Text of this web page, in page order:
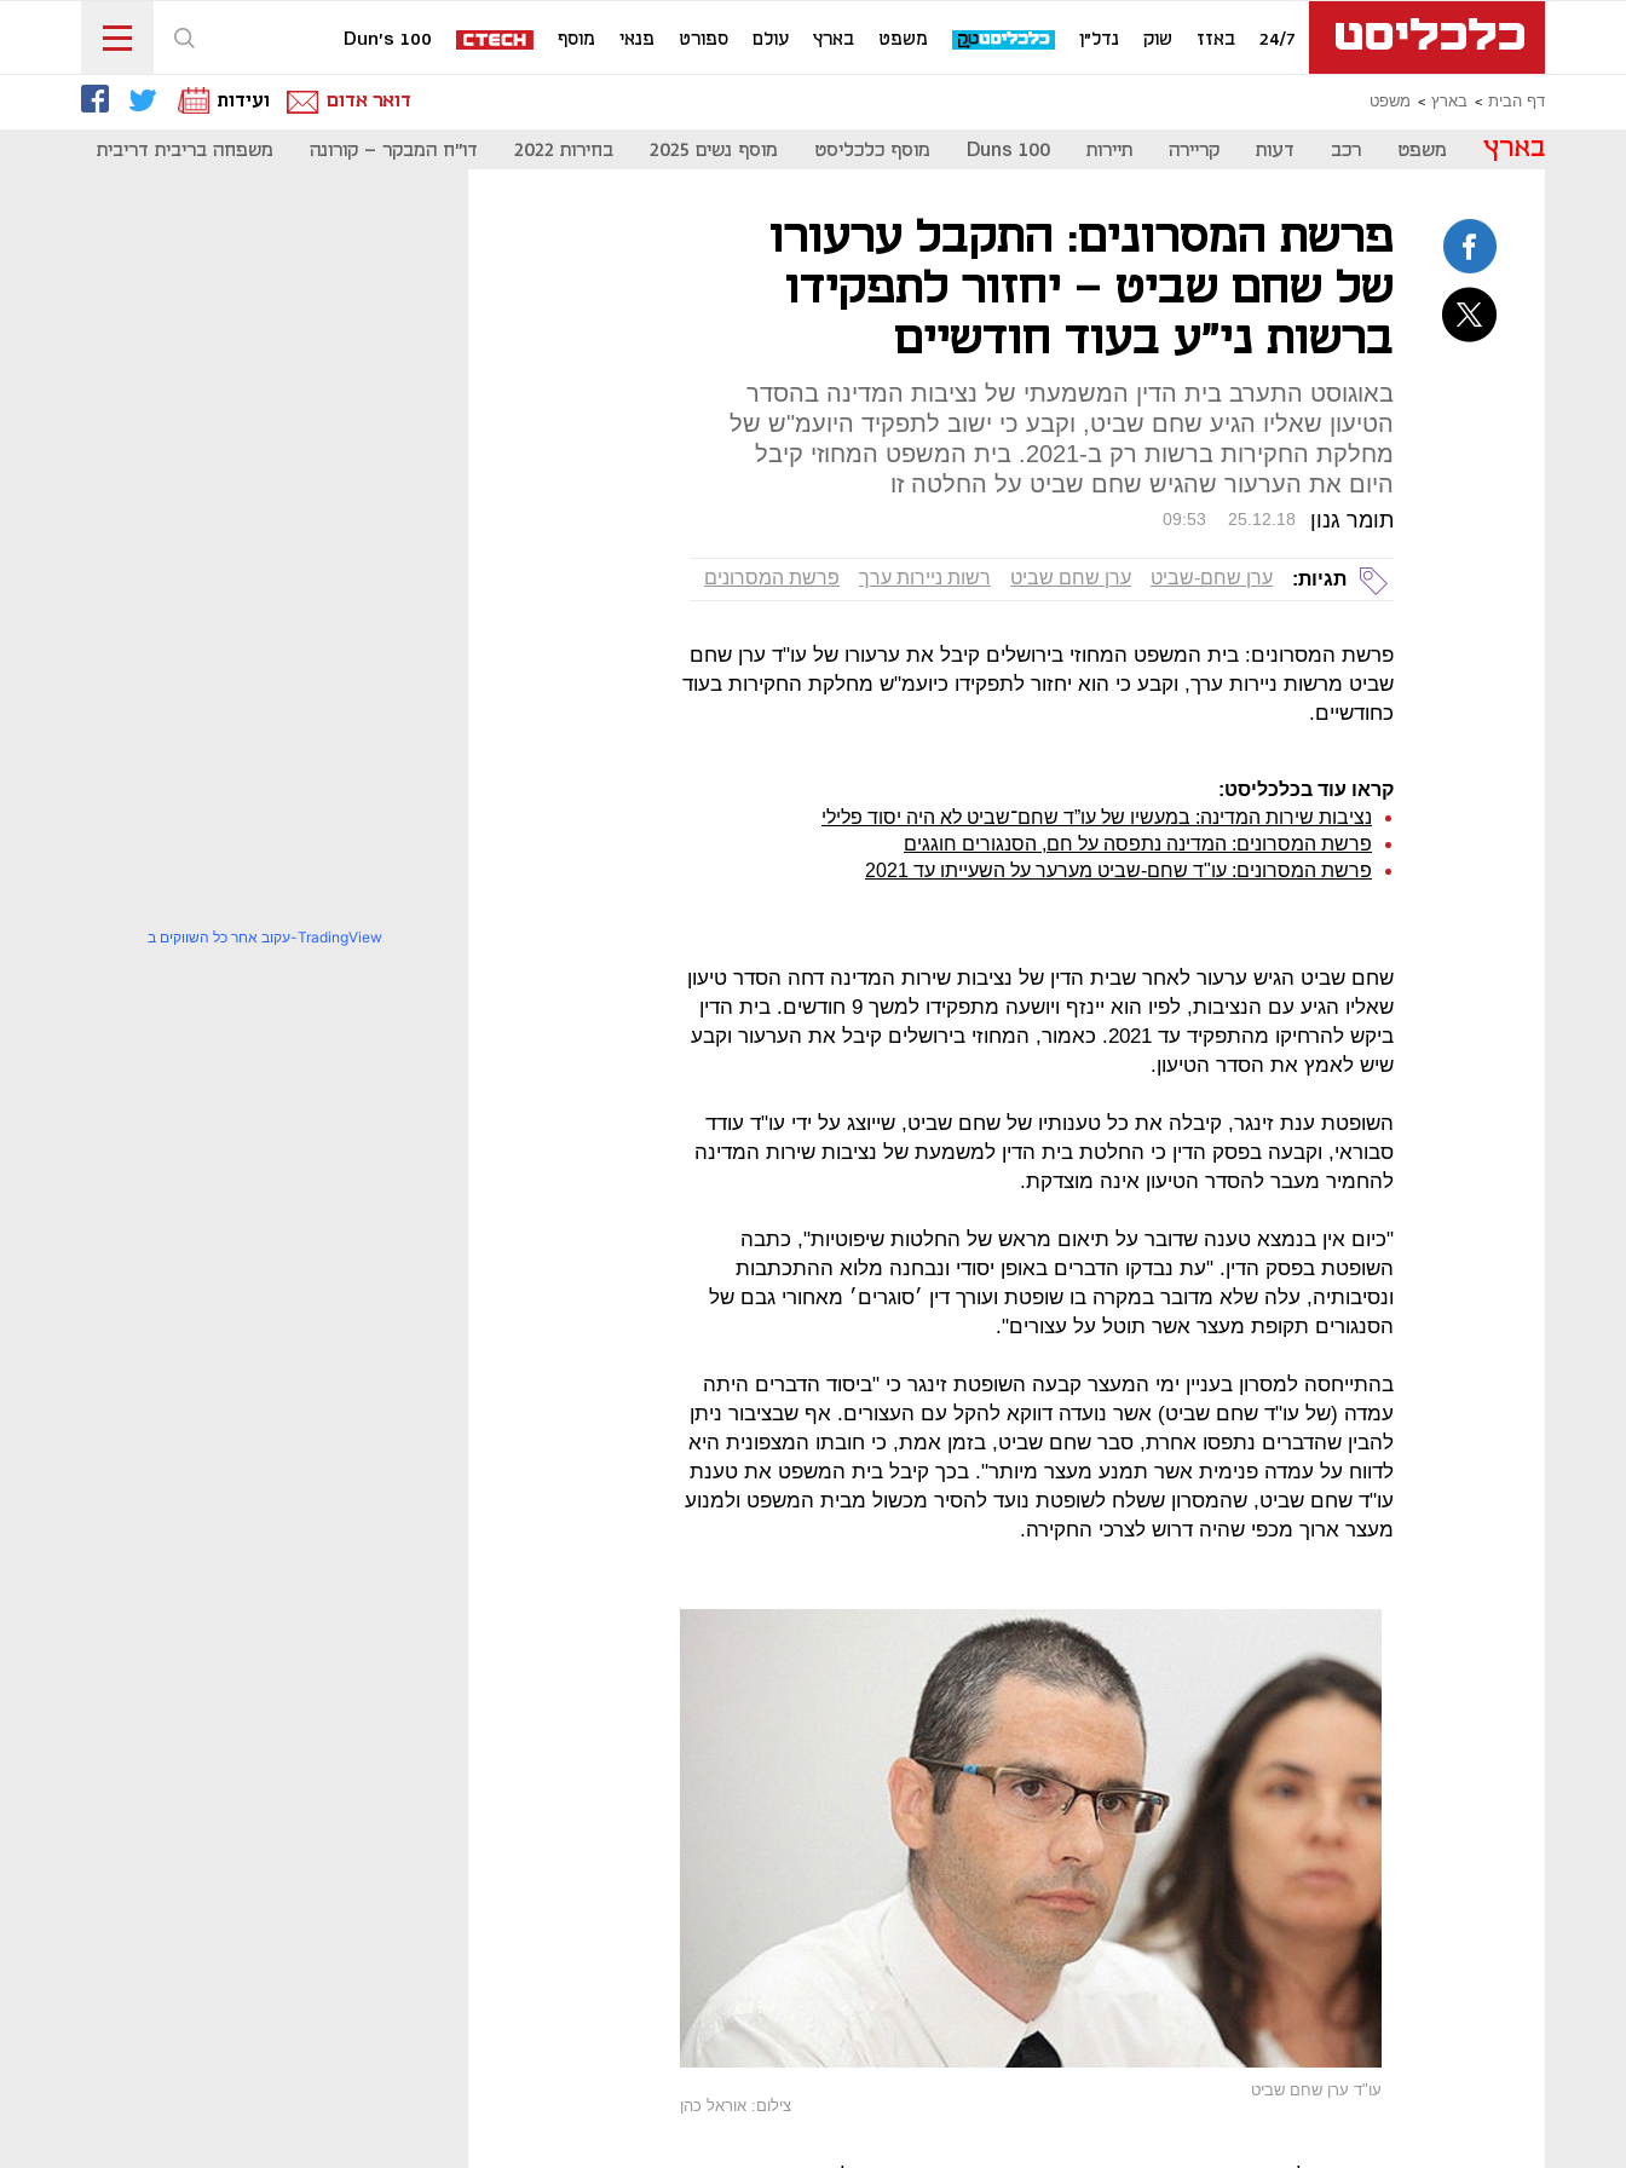
24/7 באזז שוק נדל"ן משפט בארץ עולם ספורט פנאי מוסף Dun's 100
דף הבית בארץ משפט דואר אדום ועידות
בארץ משפט רכב דעות קריירה תיירות Duns 100 מוסף כלכליסט מוסף נשים 2025 בחירות 2022 דו"ח המבקר - קורונה משפחה בריבית דריבית
פרשת המסרונים: התקבל ערעורו
של שחם שביט - יחזור לתפקידו
ברשות ני"ע בעוד חודשיים
באוגוסט התערב בית הדין המשמעתי של נציבות המדינה בהסדר
הטיעון שאליו הגיע שחם שביט, וקבע כי ישוב לתפקיד היועמ"ש של
מחלקת החקירות ברשות רק ב-2021. בית המשפט המחוזי קיבל
היום את הערעור שהגיש שחם שביט על החלטה זו
תומר גנון 09:53 25.12.18
תגיות: ערן שחם-שביט ערן שחם שביט רשות ניירות ערך פרשת המסרונים
פרשת המסרונים: בית המשפט המחוזי בירושלים קיבל את ערעורו של עו"ד ערן שחם
שביט מרשות ניירות ערך, וקבע כי הוא יחזור לתפקידו כיועמ"ש מחלקת החקירות בעוד
כחודשיים.
קראו עוד בכלכליסט:
נציבות שירות המדינה: במעשיו של עו”ד שחם־שביט לא היה יסוד פלילי
פרשת המסרונים: המדינה נתפסה על חם, הסנגורים חוגגים
פרשת המסרונים: עו"ד שחם-שביט מערער על השעייתו עד 2021
שחם שביט הגיש ערעור לאחר שבית הדין של נציבות שירות המדינה דחה הסדר טיעון
שאליו הגיע עם הנציבות, לפיו הוא יינזף ויושעה מתפקידו למשך 9 חודשים. בית הדין
ביקש להרחיקו מהתפקיד עד 2021. כאמור, המחוזי בירושלים קיבל את הערעור וקבע
שיש לאמץ את הסדר הטיעון.
השופטת ענת זינגר, קיבלה את כל טענותיו של שחם שביט, שייוצג על ידי עו"ד עודד
סבוראי, וקבעה בפסק הדין כי החלטת בית הדין למשמעת של נציבות שירות המדינה
להחמיר מעבר להסדר הטיעון אינה מוצדקת.
"כיום אין בנמצא טענה שדובר על תיאום מראש של החלטות שיפוטיות", כתבה
השופטת בפסק הדין. "עת נבדקו הדברים באופן יסודי ונבחנה מלוא ההתכתבות
ונסיבותיה, עלה שלא מדובר במקרה בו שופטת ועורך דין ׳סוגרים׳ מאחורי גבם של
הסנגורים תקופת מעצר אשר תוטל על עצורים".
בהתייחסה למסרון בעניין ימי המעצר קבעה השופטת זינגר כי "ביסוד הדברים היתה
עמדה (של עו"ד שחם שביט) אשר נועדה דווקא להקל עם העצורים. אף שבציבור ניתן
להבין שהדברים נתפסו אחרת, סבר שחם שביט, בזמן אמת, כי חובתו המצפונית היא
לדווח על עמדה פנימית אשר תמנע מעצר מיותר". בכך קיבל בית המשפט את טענת
עו"ד שחם שביט, שהמסרון ששלח לשופטת נועד להסיר מכשול מבית המשפט ולמנוע
מעצר ארוך מכפי שהיה דרוש לצרכי החקירה.
עו"ד ערן שחם שביט
צילום: אוראל כהן
עקוב אחר כל השווקים ב-TradingView